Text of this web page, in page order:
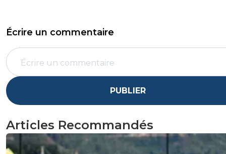
Écrire un commentaire
PUBLIER
Articles Recommandés